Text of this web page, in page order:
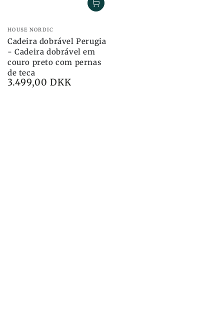
Marca:
HOUSE NORDIC
Cadeira dobrável Perugia
- Cadeira dobrável em
couro preto com pernas
de teca
Preço
3.499,00 DKK